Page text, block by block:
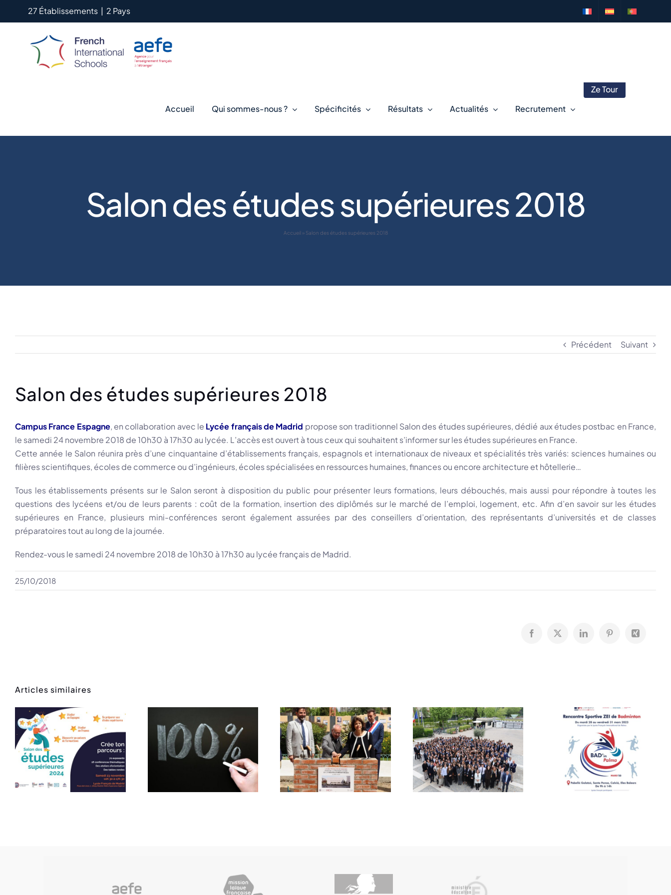
27 Établissements | 2 Pays
Accueil Qui sommes-nous ? Spécificités Résultats Actualités Recrutement
Ze Tour
Salon des études supérieures 2018
Accueil» Salon des études supérieures 2018
Précédent Suivant
Salon des études supérieures 2018
Campus France Espagne, en collaboration avec le Lycée français de Madrid propose son traditionnel Salon des études supérieures, dédié aux études postbac en France,
le samedi 24 novembre 2018 de 10h30 à 17h30 au lycée. L’accès est ouvert à tous ceux qui souhaitent s’informer sur les études supérieures en France.
Cette année le Salon réunira près d’une cinquantaine d’établissements français, espagnols et internationaux de niveaux et spécialités très variés: sciences humaines ou
filières scientifiques, écoles de commerce ou d’ingénieurs, écoles spécialisées en ressources humaines, finances ou encore architecture et hôtellerie…
Tous les établissements présents sur le Salon seront à disposition du public pour présenter leurs formations, leurs débouchés, mais aussi pour répondre à toutes les
questions des lycéens et/ou de leurs parents : coût de la formation, insertion des diplômés sur le marché de l’emploi, logement, etc. Afin d’en savoir sur les études
supérieures en France, plusieurs mini-conférences seront également assurées par des conseillers d’orientation, des représentants d’universités et de classes
préparatoires tout au long de la journée.
Rendez-vous le samedi 24 novembre 2018 de 10h30 à 17h30 au lycée français de Madrid.
25/10/2018
Facebook
X LinkedInPinterestXing
Articles similaires
100% de
réussite au
Bachibac
1ère pierre au
LF Madrid
EUROMAD
au LF Madrid
Bad’In Palma
Salon des
études
supérieures